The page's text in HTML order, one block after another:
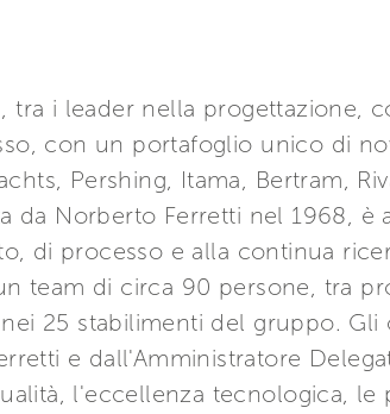
tra i leader nella progettazione,
con un portafoglio unico di
Pershing, Itama, Bertram,
da Norberto Ferretti nel 1968, è
di processo e alla continua
team di circa 90 persone, tra
25 stabilimenti del gruppo.
e dall'Amministratore
l'eccellenza tecnologica, le